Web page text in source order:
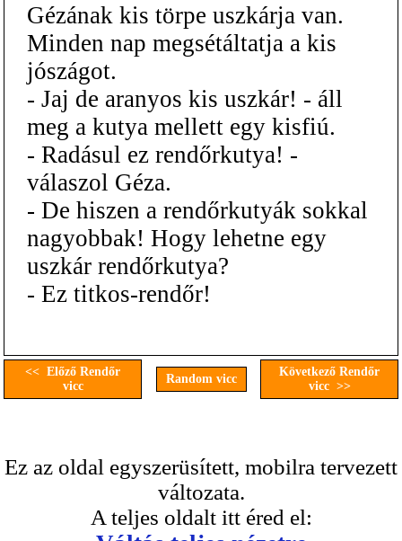
Gézának kis törpe uszkárja van.
Minden nap megsétáltatja a kis
jószágot.
- Jaj de aranyos kis uszkár! - áll
meg a kutya mellett egy kisfiú.
- Radásul ez rendőrkutya! -
válaszol Géza.
- De hiszen a rendőrkutyák sokkal
nagyobbak! Hogy lehetne egy
uszkár rendőrkutya?
- Ez titkos-rendőr!
<< Előző Rendőr
vicc
Random vicc
Következő Rendőr
vicc >>
Ez az oldal egyszerüsített, mobilra tervezett
változata.
A teljes oldalt itt éred el: